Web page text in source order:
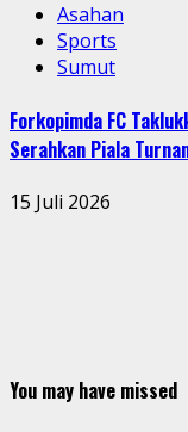
Asahan
Sports
Sumut
Forkopimda FC
Serahkan Piala
15 Juli 2026
You may have missed